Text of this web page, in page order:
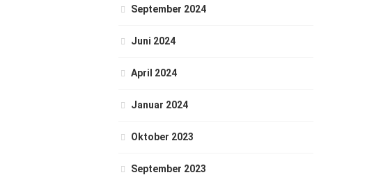
September 2024
Juni 2024
April 2024
Januar 2024
Oktober 2023
September 2023